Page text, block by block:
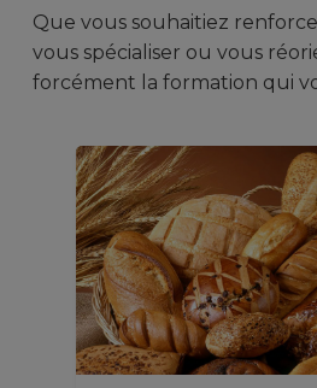
Que vous souhaitiez
vous spécialiser ou vous
forcément la formation qui